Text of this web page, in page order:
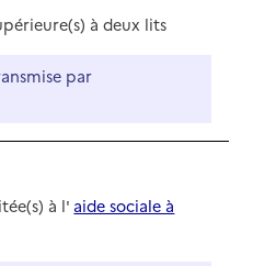
à deux lits
par
à l' aide sociale à